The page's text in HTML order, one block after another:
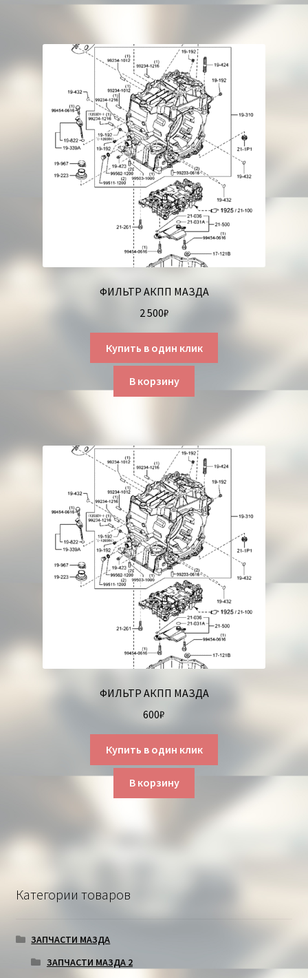
ФИЛЬТР АКПП МАЗДА
2 500₽
Купить в один клик
В корзину
ФИЛЬТР АКПП МАЗДА
600₽
Купить в один клик
В корзину
Категории товаров
ЗАПЧАСТИ МАЗДА
ЗАПЧАСТИ МАЗДА 2